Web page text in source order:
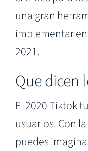
una gran
implementar
2021.
Que dicen
El 2020 Tiktok
usuarios. Con
puedes